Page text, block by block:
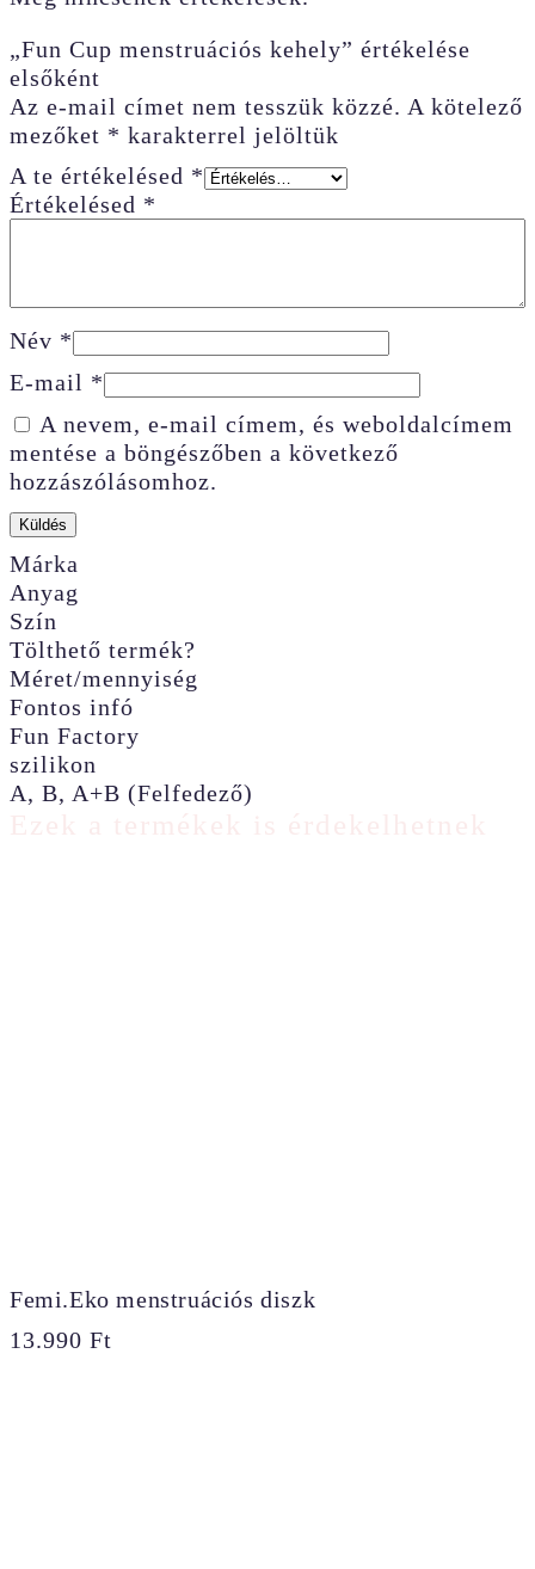
„Fun Cup menstruációs kehely” értékelése
elsőként
Az e-mail címet nem tesszük közzé. A kötelező
mezőket * karakterrel jelöltük
A te értékelésed *
Értékelésed *
Név *
E-mail *
A nevem, e-mail címem, és weboldalcímem
mentése a böngészőben a következő
hozzászólásomhoz.
Márka
Anyag
Szín
Tölthető termék?
Méret/mennyiség
Fontos infó
Fun Factory
szilikon
A, B, A+B (Felfedező)
Femi.Eko menstruációs diszk
13.990 Ft